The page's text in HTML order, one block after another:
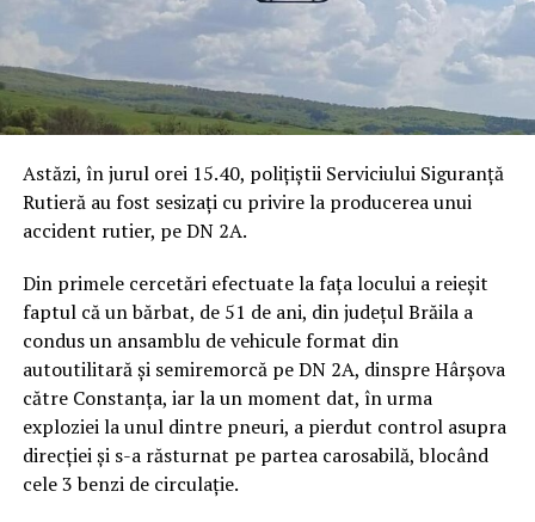
Astăzi, în jurul orei 15.40, polițiștii Serviciului Siguranță
Rutieră au fost sesizați cu privire la producerea unui
accident rutier, pe DN 2A.
Din primele cercetări efectuate la fața locului a reieșit
faptul că un bărbat, de 51 de ani, din județul Brăila a
condus un ansamblu de vehicule format din
autoutilitară și semiremorcă pe DN 2A, dinspre Hârșova
către Constanța, iar la un moment dat, în urma
exploziei la unul dintre pneuri, a pierdut control asupra
direcției și s-a răsturnat pe partea carosabilă, blocând
cele 3 benzi de circulație.